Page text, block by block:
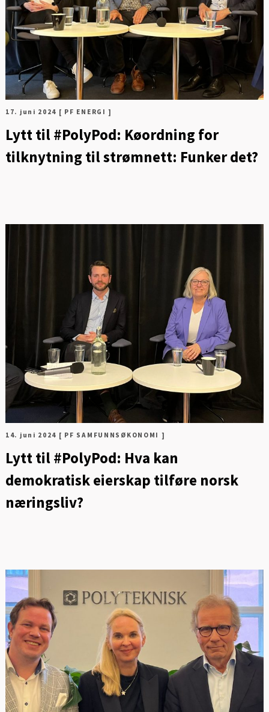
17. juni 2024 [ PF ENERGI ]
Lytt til #PolyPod: Køordning for
tilknytning til strømnett: Funker det?
14. juni 2024 [ PF SAMFUNNSØKONOMI ]
Lytt til #PolyPod: Hva kan
demokratisk eierskap tilføre norsk
næringsliv?